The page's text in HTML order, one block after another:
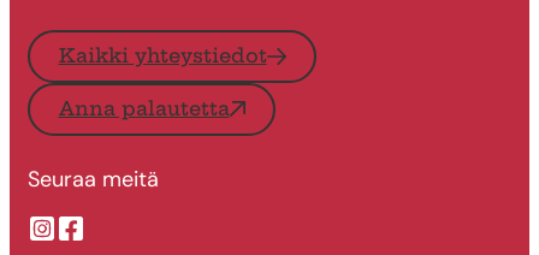
Kaikki yhteystiedot
Anna palautetta
Seuraa meitä
Suonenjoen kaupungin Instragram
Suonenjoen kaupungin Facebook